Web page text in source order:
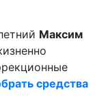
Максим
средства